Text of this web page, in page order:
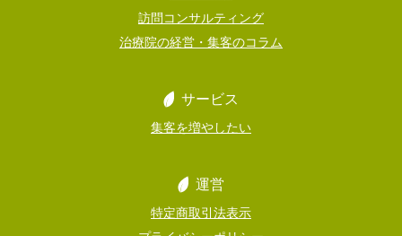
訪問コンサルティング
治療院の経営・集客のコラム
サービス
集客を増やしたい
運営
特定商取引法表示